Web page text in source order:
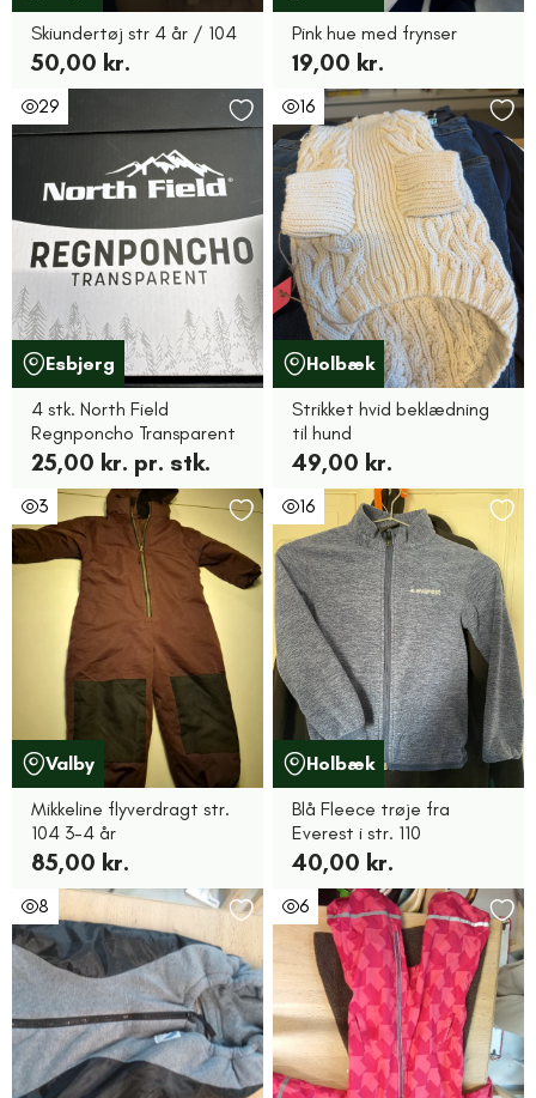
Skiundertøj str 4 år / 104
50,00 kr.
Pink hue med frynser
19,00 kr.
29
Esbjerg
4 stk. North Field
Regnponcho Transparent
25,00 kr. pr. stk.
16
Holbæk
Strikket hvid beklædning
til hund
49,00 kr.
3
Valby
Mikkeline flyverdragt str.
104 3-4 år
85,00 kr.
16
Holbæk
Blå Fleece trøje fra
Everest i str. 110
40,00 kr.
8 6